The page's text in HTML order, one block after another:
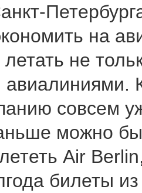
на
не
авиалиниями.
совсем
можно
Air
билеты